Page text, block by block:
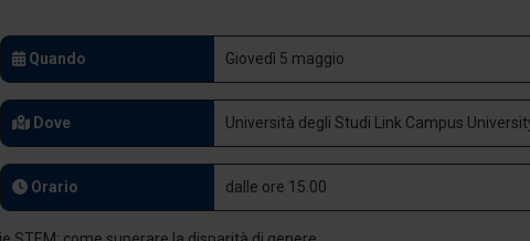
Quando Giovedì 5 maggio
Dove Università degli Studi Link Campus
Orario dalle ore 15.00